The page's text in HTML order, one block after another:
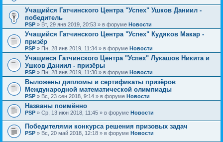
Учащийся Гатчинского Центра "Успех" Ушков Даниил -
победитель
PSP » Вт, 29 янв 2019, 20:53 » в форуме Новости
Учащийся Гатчинского Центра "Успех" Кудяков Макар -
призёр
PSP » Пн, 28 янв 2019, 11:34 » в форуме Новости
Учащиеся Гатчинского Центра "Успех" Лукашов Никита и
Ушков Даниил - призёры
PSP » Пн, 28 янв 2019, 11:30 » в форуме Новости
Выложены дипломы и сертификаты призёров
Международной математической олимпиады
PSP » Вс, 23 сен 2018, 9:14 » в форуме Новости
Названы поимённо
PSP » Ср, 13 июн 2018, 11:45 » в форуме Новости
Победителями конкурса решения призовых задач
PSP » Вс, 20 май 2018, 12:18 » в форуме Новости